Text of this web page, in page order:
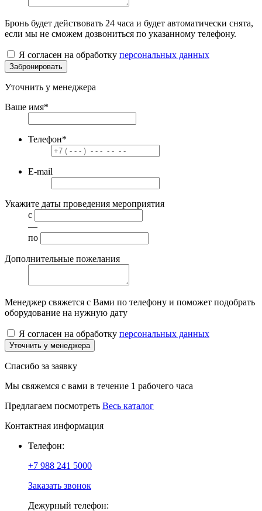
Бронь будет действовать 24 часа и будет автоматически снята,
если мы не сможем дозвониться по указанному телефону.
Я согласен на обработку персональных данных
Забронировать
Уточнить у менеджера
Ваше имя*
Телефон*
E-mail
Укажите даты проведения мероприятия
с
—
по
Дополнительные пожелания
Менеджер свяжется с Вами по телефону и поможет подобрать
оборудование на нужную дату
Я согласен на обработку персональных данных
Уточнить у менеджера
Спасибо за заявку
Мы свяжемся с вами в течение 1 рабочего часа
Предлагаем посмотреть Весь каталог
Контактная информация
Телефон:
+7 988 241 5000
Заказать звонок
Дежурный телефон: